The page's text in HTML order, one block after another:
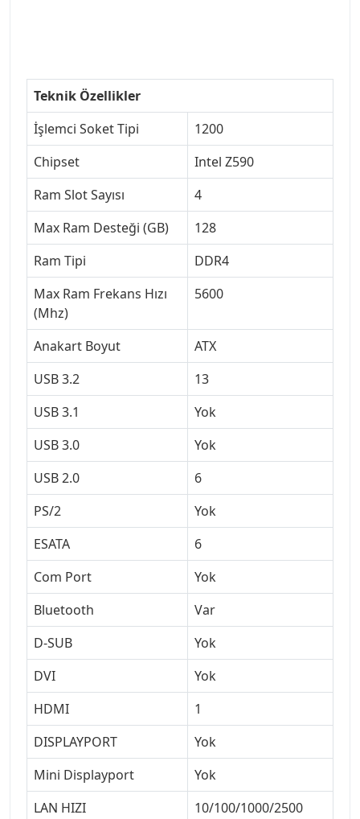
Teknik Özellikler
İşlemci Soket Tipi
1200
Chipset
Intel Z590
Ram Slot Sayısı
4
Max Ram Desteği (GB)
128
Ram Tipi
DDR4
Max Ram Frekans Hızı
(Mhz)
5600
Anakart Boyut
ATX
USB 3.2
13
USB 3.1
Yok
USB 3.0
Yok
USB 2.0
6
PS/2
Yok
ESATA
6
Com Port
Yok
Bluetooth
Var
D-SUB
Yok
DVI
Yok
HDMI
1
DISPLAYPORT
Yok
Mini Displayport
Yok
LAN HIZI
10/100/1000/2500